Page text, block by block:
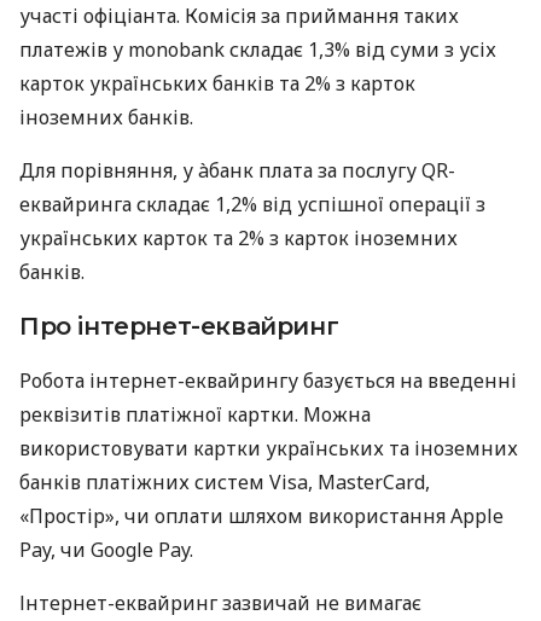
участі офіціанта. Комісія за приймання таких
платежів у monobank складає 1,3% від суми з усіх
карток українських банків та 2% з карток
іноземних банків.
Для порівняння, у àбанк плата за послугу QR-
еквайринга складає 1,2% від успішної операції з
українських карток та 2% з карток іноземних
банків.
Про інтернет-еквайринг
Робота інтернет-еквайрингу базується на введенні
реквізитів платіжної картки. Можна
використовувати картки українських та іноземних
банків платіжних систем Visa, MasterCard,
«Простір», чи оплати шляхом використання Apple
Pay, чи Google Pay.
Інтернет-еквайринг зазвичай не вимагає